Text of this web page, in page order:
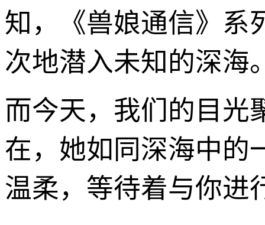
知，《兽娘通信》系
次地潜入未知的深海
而今天，我们的目光
在，她如同深海中的
温柔，等待着与你进